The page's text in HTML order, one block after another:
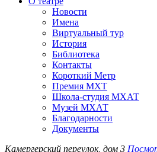
Новости
Имена
Виртуальный тур
История
Библиотека
Контакты
Короткий Метр
Премия МХТ
Школа-студия МХАТ
Музей МХАТ
Благодарности
Документы
Камергерский переулок, дом 3